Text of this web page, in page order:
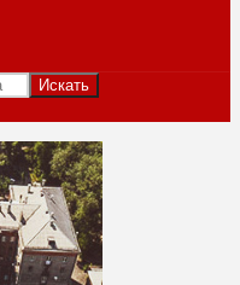
Искать